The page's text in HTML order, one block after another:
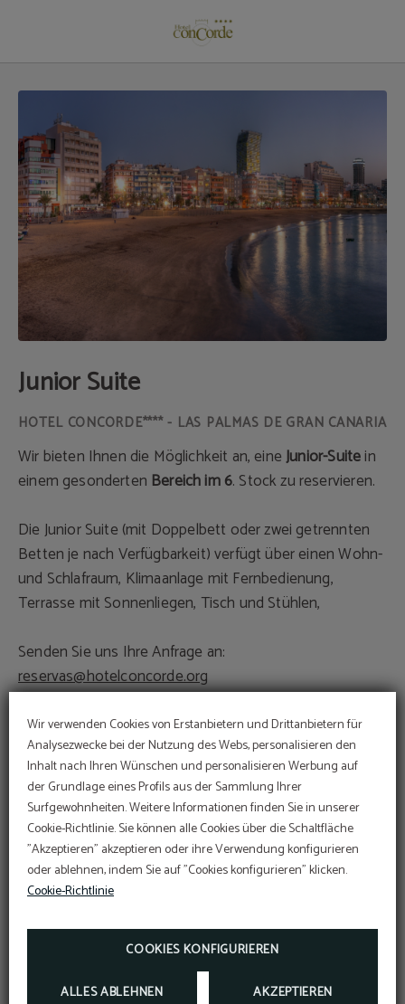
Wir verwenden Cookies von Erstanbietern und Drittanbietern für
Analysezwecke bei der Nutzung des Webs, personalisieren den
Inhalt nach Ihren Wünschen und personalisieren Werbung auf
der Grundlage eines Profils aus der Sammlung Ihrer
Surfgewohnheiten. Weitere Informationen finden Sie in unserer
Cookie-Richtlinie. Sie können alle Cookies über die Schaltfläche
"Akzeptieren" akzeptieren oder ihre Verwendung konfigurieren
oder ablehnen, indem Sie auf "Cookies konfigurieren" klicken.
Cookie-Richtlinie
COOKIES KONFIGURIEREN
ALLES ABLEHNEN AKZEPTIEREN
Junior Suite
Wir bieten Ihnen die Möglichkeit an, eineJunior-Suitein
einem gesonderten Bereich im 6. Stock zu reservieren.
Die Junior Suite (mit Doppelbett oder zwei getrennten
Betten je nach Verfügbarkeit) verfügt über einen Wohn-
und Schlafraum, Klimaanlage mit Fernbedienung,
Terrasse mit Sonnenliegen, Tisch und Stühlen,
Senden Sie uns Ihre Anfrage an:
reservas@hotelconcorde.org
RESERVIEREN
ANGEBOTE